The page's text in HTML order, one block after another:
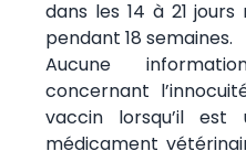
dans les 14 à 21
pendant 18 semaines.
Aucune
concernant
vaccin lorsqu’il
médicament